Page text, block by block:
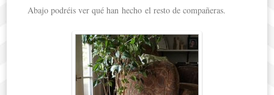
Abajo podréis ver qué han hecho el resto de compañeras.